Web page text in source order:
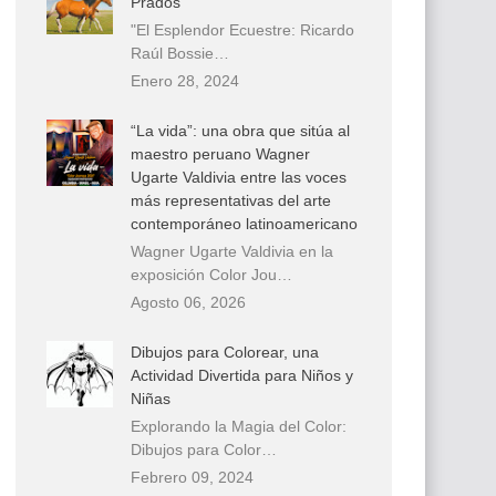
"El Esplendor Ecuestre: Ricardo
Raúl Bossie…
Enero 28, 2024
“La vida”: una obra que sitúa al
maestro peruano Wagner
Ugarte Valdivia entre las voces
más representativas del arte
contemporáneo latinoamericano
Wagner Ugarte Valdivia en la
exposición Color Jou…
Agosto 06, 2026
Dibujos para Colorear, una
Actividad Divertida para Niños y
Niñas
Explorando la Magia del Color:
Dibujos para Color…
Febrero 09, 2024